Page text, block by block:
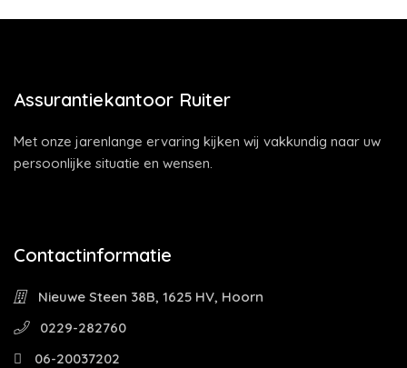
Assurantiekantoor Ruiter
Met onze jarenlange ervaring kijken wij vakkundig naar uw
persoonlijke situatie en wensen.
Contactinformatie
Nieuwe Steen 38B, 1625 HV, Hoorn
0229-282760
06-20037202